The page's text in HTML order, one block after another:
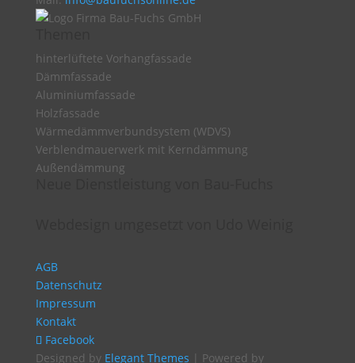
hinterlüftete Vorhangfassade
Dämmfassade
Aluminiumfassade
Holzfassade
Wärmedämmverbundsystem (WDVS)
Verblendmauerwerk mit Kerndämmung
Außendämmung
AGB
Datenschutz
Impressum
Kontakt
Facebook
Designed by Elegant Themes | Powered by